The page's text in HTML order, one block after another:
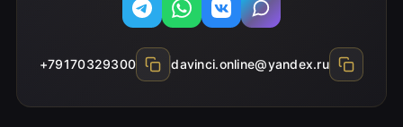
TelegramWhatsAppВконтакте
MAX
+79170329300 davinci.online@yandex.ru